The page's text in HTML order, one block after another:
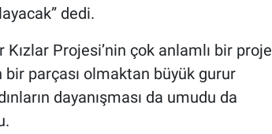
dedi.
Projesi’nin çok anlamlı bir proje
parçası olmaktan büyük gurur
dayanışması da umudu da